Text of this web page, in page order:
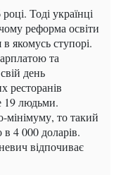
Тоді українці
реформа освіти
в якомусь ступорі.
та
день
ресторанів
19 людьми.
мінімуму, то такий
4 000 доларів.
відпочиває